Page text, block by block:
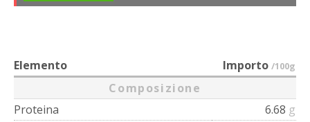
Elemento Importo /100g
Composizione
Proteina
6.68 g